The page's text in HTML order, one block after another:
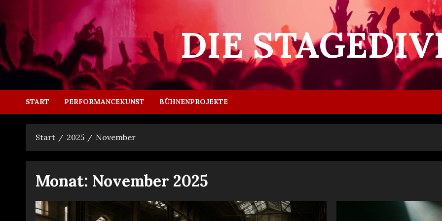
springen
DIE
START PERFORMANCEKUNST BÜHNENPROJEKTE
Start 2025 November
Monat: November 2025